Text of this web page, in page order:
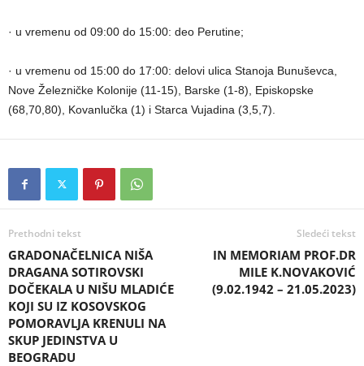
· u vremenu od 09:00 do 15:00: deo Perutine;
· u vremenu od 15:00 do 17:00: delovi ulica Stanoja Bunuševca,
Nove Železničke Kolonije (11-15), Barske (1-8), Episkopske
(68,70,80), Kovanlučka (1) i Starca Vujadina (3,5,7).
Prethodni tekst
GRADONAČELNICA NIŠA
DRAGANA SOTIROVSKI
DOČEKALA U NIŠU MLADIĆE
KOJI SU IZ KOSOVSKOG
POMORAVLJA KRENULI NA
SKUP JEDINSTVA U
BEOGRADU
Sledeći tekst
IN MEMORIAM PROF.DR
MILE K.NOVAKOVIĆ
(9.02.1942 – 21.05.2023)